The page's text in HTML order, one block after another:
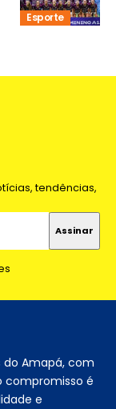
Esporte
tendências,
Amapá, com
compromisso é
e